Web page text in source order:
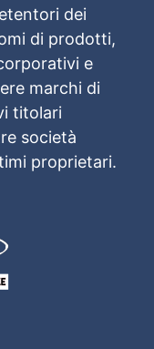
dei
di prodotti,
e
marchi di
titolari
società
proprietari.